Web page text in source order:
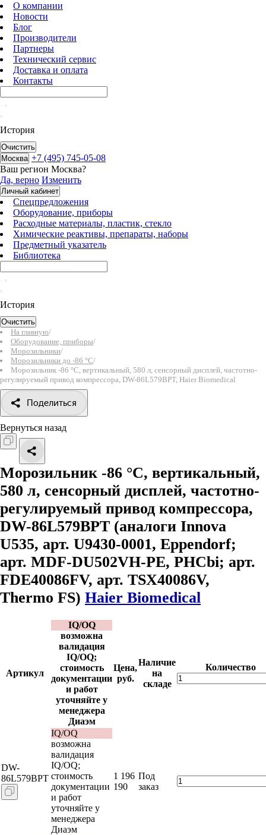
О компании
Новости
Блог
Производители
Партнеры
Технический сервис
Доставка и оплата
Контакты
История
Очистить
Москва +7 (495) 745-05-08
Ваш регион Москва?
Да, верно Изменить
Личный кабинет
Спецпредложения
Оборудование, приборы
Расходные материалы, пластик, стекло
Химические реактивы, препараты, наборы
Предметный указатель
Библиотека
История
Очистить
На главную/
Оборудование, приборы/
Морозильники/
Морозильники до -86 °C/
Морозильник -86 °С, вертикальный, 580 л, сенсорный дисплей, частотно-
регулируемый привод компрессора, DW-86L579BPT, Haier Biomedical
Поделиться
Вернуться назад
Морозильник -86 °С, вертикальный,
580 л, сенсорный дисплей, частотно-
регулируемый привод компрессора,
DW-86L579BPT (аналоги Innova
U535, арт. U9430-0001, Eppendorf;
арт. MDF-DU502VH-PE, PHCbi; арт.
FDE40086FV, арт. TSX40086V,
Thermo FS) Haier Biomedical
Артикул
IQ/OQ
возможна
валидация
IQ/OQ;
стоимость
документации
и работ
уточняйте у
менеджера
Диаэм
Цена,
руб.
Наличие
на
складе
Количество
DW-
86L579BPT
IQ/OQ
возможна
валидация
IQ/OQ;
стоимость
документации
и работ
уточняйте у
менеджера
Диаэм
1 196
190
Под
заказ